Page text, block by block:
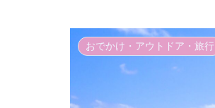
おでかけ・アウトドア・旅行